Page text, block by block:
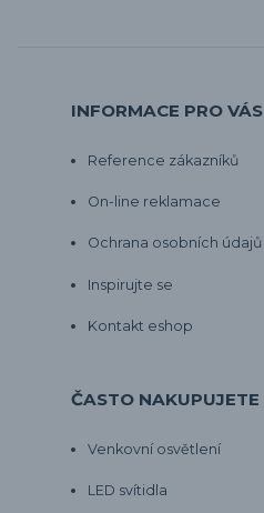
INFORMACE PRO VÁS
Reference zákazníků
On-line reklamace
Ochrana osobních údajů
Inspirujte se
Kontakt eshop
ČASTO NAKUPUJETE
Venkovní osvětlení
LED svítidla